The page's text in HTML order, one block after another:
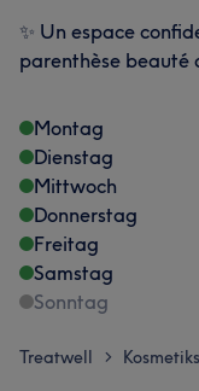
✨ Un espace
parenthèse beauté
Montag
Dienstag
Mittwoch
Donnerstag
Freitag
Samstag
Sonntag
Treatwell >